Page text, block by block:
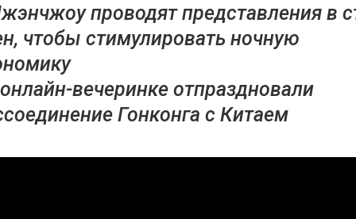
проводят представления в
чтобы стимулировать ночную
вечеринке отпраздновали
Гонконга с Китаем